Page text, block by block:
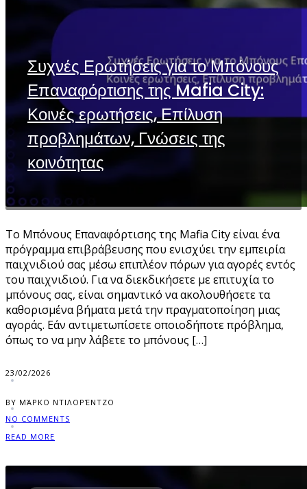
Συχνές Ερωτήσεις για το Μπόνους
Επαναφόρτισης της Mafia City:
Κοινές ερωτήσεις, Επίλυση
προβλημάτων, Γνώσεις της
κοινότητας
Το Μπόνους Επαναφόρτισης της Mafia City είναι ένα
πρόγραμμα επιβράβευσης που ενισχύει την εμπειρία
παιχνιδιού σας μέσω επιπλέον πόρων για αγορές εντός
του παιχνιδιού. Για να διεκδικήσετε με επιτυχία το
μπόνους σας, είναι σημαντικό να ακολουθήσετε τα
καθορισμένα βήματα μετά την πραγματοποίηση μιας
αγοράς. Εάν αντιμετωπίσετε οποιοδήποτε πρόβλημα,
όπως το να μην λάβετε το μπόνους […]
23/02/2026
BY ΜΆΡΚΟ ΝΤΙΛΟΡΈΝΤΖΟ
NO COMMENTS
READ MORE